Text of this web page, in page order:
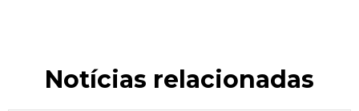
Notícias relacionadas